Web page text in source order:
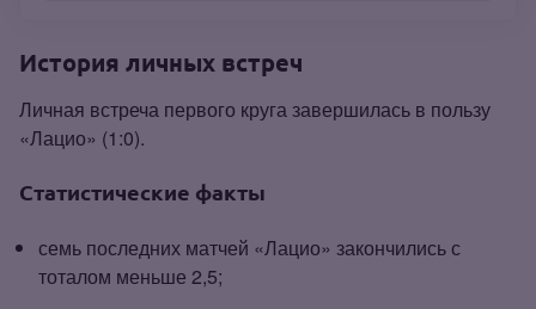
История личных встреч
Личная встреча первого круга завершилась в пользу
«Лацио» (1:0).
Статистические факты
семь последних матчей «Лацио» закончились с
тоталом меньше 2,5;